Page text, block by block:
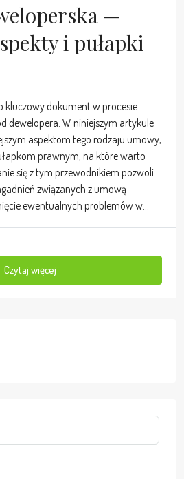
—
i pułapki
kluczowy dokument w procesie
dewelopera. W niniejszym artykule
aspektom tego rodzaju umowy,
prawnym, na które warto
się z tym przewodnikiem pozwoli
związanych z umową
ewentualnych problemów w...
Czytaj więcej